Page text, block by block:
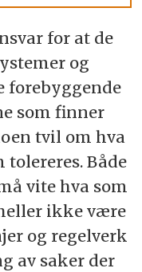
for at de
og
forebyggende
som finner
tvil om hva
tolereres. Både
vite hva som
ikke være
og regelverk
av saker der